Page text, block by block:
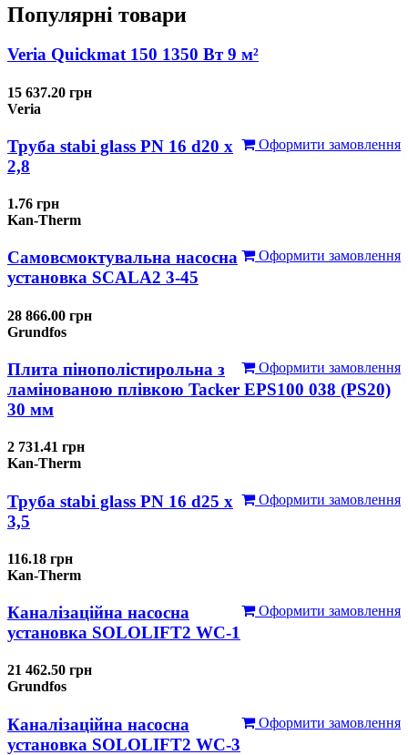
Популярні товари
Veria Quickmat 150 1350 Вт 9 м²
15 637.20 грн
Veria
Оформити замовлення
Труба stabi glass PN 16 d20 х
2,8
1.76 грн
Kan-Therm
Оформити замовлення
Самовсмоктувальна насосна
установка SCALA2 3-45
28 866.00 грн
Grundfos
Оформити замовлення
Плита пінополістирольна з
ламінованою плівкою Tacker EPS100 038 (PS20)
30 мм
2 731.41 грн
Kan-Therm
Оформити замовлення
Труба stabi glass PN 16 d25 х
3,5
116.18 грн
Kan-Therm
Оформити замовлення
Каналізаційна насосна
установка SOLOLIFT2 WC-1
21 462.50 грн
Grundfos
Оформити замовлення
Каналізаційна насосна
установка SOLOLIFT2 WC-3